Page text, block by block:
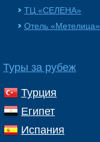
ТЦ «СЕЛЕНА»
Отель «Метелица»
Туры за рубеж
Турция
Египет
Испания